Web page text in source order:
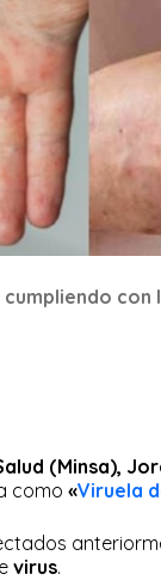
con
(Minsa),
como «Viruela
virus.